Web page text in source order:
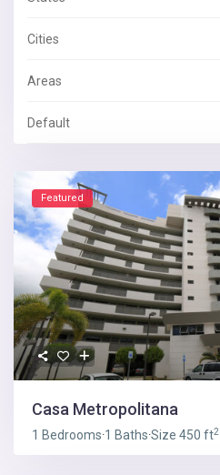
Cities
Areas
Default
Featured
Casa Metropolitana
1 Bedrooms·1 Baths·Size450 ft2